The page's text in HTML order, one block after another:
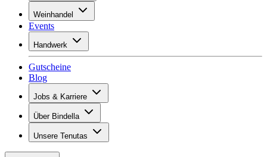
Übersicht Restaurants
Bankette & Events
Dolcezze
Weinhandel
Übersicht
Sortiment
Vinotecas
Inspiration
Weinwissen
Events
Handwerk
Übersicht
Gipsen
Gutscheine
Blog
Jobs & Karriere
Übersicht
Offene Stellen
Ihre Vorteile
Werte
Über Bindella
Geschichte
Unsere Tenutas